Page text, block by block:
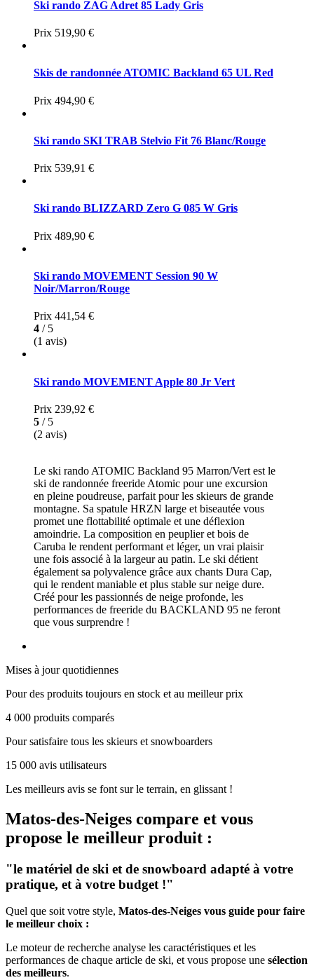
Ski rando ZAG Adret 85 Lady Gris
Prix 519,90 €
Skis de randonnée ATOMIC Backland 65 UL Red
Prix 494,90 €
Ski rando SKI TRAB Stelvio Fit 76 Blanc/Rouge
Prix 539,91 €
Ski rando BLIZZARD Zero G 085 W Gris
Prix 489,90 €
Ski rando MOVEMENT Session 90 W
Noir/Marron/Rouge
Prix 441,54 €
4 / 5
(1 avis)
Ski rando MOVEMENT Apple 80 Jr Vert
Prix 239,92 €
5 / 5
(2 avis)
Le ski rando ATOMIC Backland 95 Marron/Vert est le
ski de randonnée freeride Atomic pour une excursion
en pleine poudreuse, parfait pour les skieurs de grande
montagne. Sa spatule HRZN large et biseautée vous
promet une flottabilité optimale et une déflexion
amoindrie. La composition en peuplier et bois de
Caruba le rendent performant et léger, un vrai plaisir
une fois associé à la largeur au patin. Le ski détient
également sa polyvalence grâce aux chants Dura Cap,
qui le rendent maniable et plus stable sur neige dure.
Créé pour les passionnés de neige profonde, les
performances de freeride du BACKLAND 95 ne feront
que vous surprendre !
Mises à jour quotidiennes
Pour des produits toujours en stock et au meilleur prix
4 000 produits comparés
Pour satisfaire tous les skieurs et snowboarders
15 000 avis utilisateurs
Les meilleurs avis se font sur le terrain, en glissant !
Matos-des-Neiges compare et vous
propose le meilleur produit :
"le matériel de ski et de snowboard adapté à votre
pratique, et à votre budget !"
Quel que soit votre style, Matos-des-Neiges vous guide pour faire
le meilleur choix :
Le moteur de recherche analyse les caractéristiques et les
performances de chaque article de ski, et vous propose une sélection
des meilleurs.